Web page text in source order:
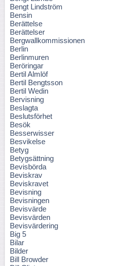
Bengt Lindström
Bensin
Berättelse
Berättelser
Bergwallkommissionen
Berlin
Berlinmuren
Beröringar
Bertil Almlöf
Bertil Bengtsson
Bertil Wedin
Bervisning
Beslagta
Beslutsförhet
Besök
Besserwisser
Besvikelse
Betyg
Betygsättning
Bevisbörda
Beviskrav
Beviskravet
Bevisning
Bevisningen
Bevisvärde
Bevisvärden
Bevisvärdering
Big 5
Bilar
Bilder
Bill Browder